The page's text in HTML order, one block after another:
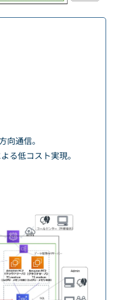
向通信。
る低コスト実現。